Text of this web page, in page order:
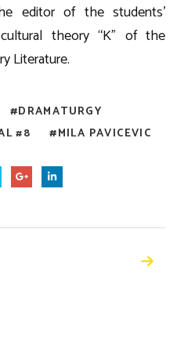
editor of the students’
theory “K” of the
Literature.
DRAMATURGY
#8
MILA PAVICEVIC